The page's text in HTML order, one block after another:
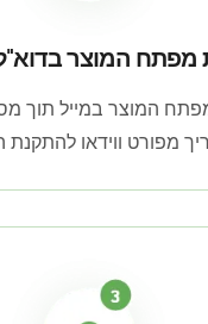
מפתח המוצר
המוצר במייל תוך
מפורט ווידאו להתקנת